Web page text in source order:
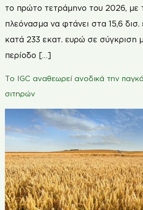
το πρώτο τετράμηνο του 2026, με
πλεόνασμα να φτάνει στα 15,6
κατά 233 εκατ. ευρώ σε σύγκριση
περίοδο […]
Το IGC αναθεωρεί ανοδικά την
σιτηρών